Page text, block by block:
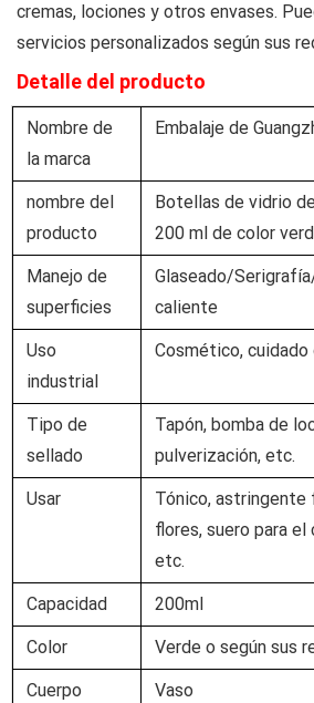
cremas, lociones y otros envases.
servicios personalizados según sus
Detalle del producto
Nombre de
la marca
Embalaje de
nombre del
producto
Botellas de vidrio
200 ml de color
Manejo de
superficies
Glaseado/
caliente
Uso
industrial
Cosmético, cuidado
Tipo de
sellado
Tapón, bomba de
pulverización, etc.
Usar
Tónico, astringente
flores, suero para el
etc.
Capacidad 200ml
Color Verde o según sus
Cuerpo
Vaso